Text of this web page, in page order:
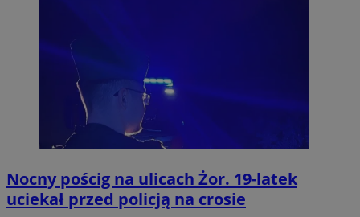
Nocny pościg na ulicach Żor. 19-latek
uciekał przed policją na crosie